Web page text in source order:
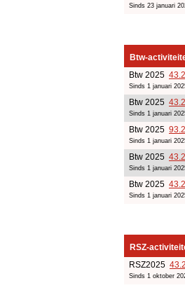
Sinds 23 januari
Btw-
Btw 2025
Sinds 1 januari
Btw 2025
Sinds 1 januari
Btw 2025
Sinds 1 januari
Btw 2025
Sinds 1 januari
Btw 2025
Sinds 1 januari
RSZ-
RSZ2025
Sinds 1 oktober